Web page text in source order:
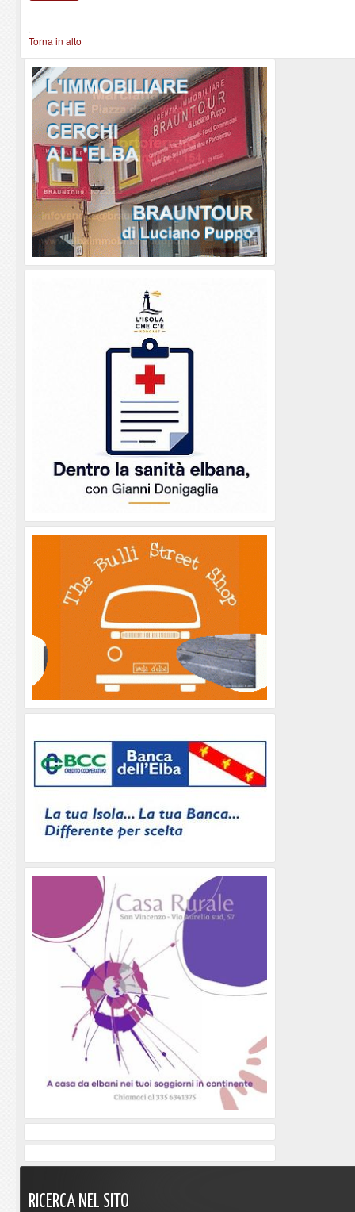
Torna in alto
RICERCA NEL SITO